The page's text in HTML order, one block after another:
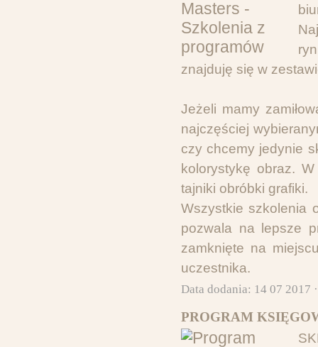
znajduję się w
Jeżeli mamy
najczęściej
czy chcemy jedynie
kolorystykę obraz.
tajniki obróbki grafiki.
Wszystkie szkolenia
pozwala na lepsze
zamknięte na
uczestnika.
Data dodania: 14 07 2017
PROGRAM